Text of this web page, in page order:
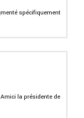
spécifiquement
la présidente de